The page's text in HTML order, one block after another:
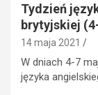
Tydzień
brytyjskiej
14 maja 2021
W dniach 4-7
języka